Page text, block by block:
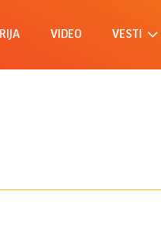
VIDEO VESTI